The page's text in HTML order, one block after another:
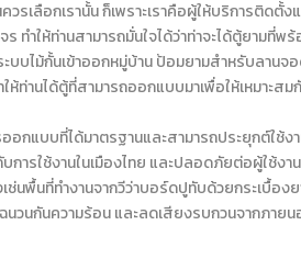
รเลือกเรานั้น ก็เพราะเราคือผู้ให้บริการติดตั้
ทำให้ท่านสามารถมั่นใจได้ว่าท่าจะได้ตู้ยามที่พ
บบไม้กั้นเข้าออกหมู่บ้าน ป้อมยามสำหรับลานจ
ให้ท่านได้ตู้ที่สามารถออกแบบมาเพื่อให้เหมาะส
อกแบบที่ได้มาตรฐานและสามารถประยุกต์ใช้
บการใช้งานในเมืองไทย และปลอดภัยต่อผู้ใช้ง
ช่นพื้นที่ทำงานจากวีว่าบอร์ดปูทับด้วยกระเบื้อง
วนกันความร้อน และลดเสียงรบกวนจากภายน